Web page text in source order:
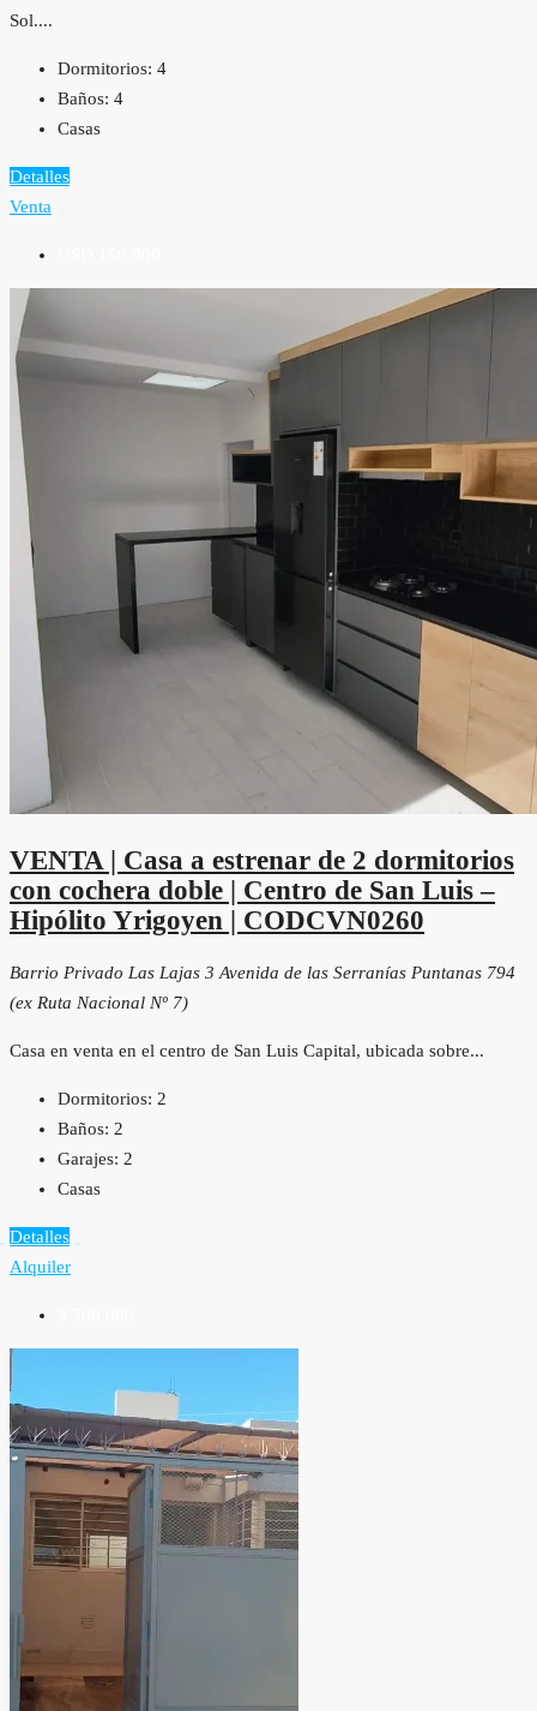
Sol....
Dormitorios: 4
Baños: 4
Casas
Detalles
Venta
VENTA | Casa a estrenar de 2 dormitorios
con cochera doble | Centro de San Luis –
Hipólito Yrigoyen | CODCVN0260
Barrio Privado Las Lajas 3 Avenida de las Serranías Puntanas 794
(ex Ruta Nacional Nº 7)
Casa en venta en el centro de San Luis Capital, ubicada sobre...
Dormitorios: 2
Baños: 2
Garajes: 2
Casas
Detalles
Alquiler